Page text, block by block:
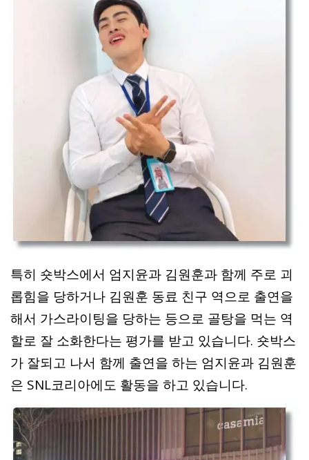
특히 숏박스에서 엄지윤과 김원훈과 함께 주로 괴
롭힘을 당하거나 김원훈 동료 친구 역으로 출연을
해서 가스라이팅을 당하는 등으로 골탕을 먹는 역
할로 잘 소화한다는 평가를 받고 있습니다. 숏박스
가 잘되고 나서 함께 출연을 하는 엄지윤과 김원훈
은 SNL코리아에도 활동을 하고 있습니다.